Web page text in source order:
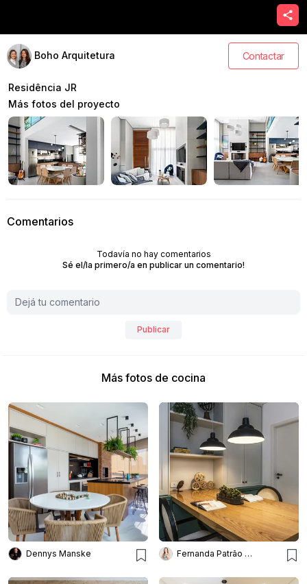
Boho Arquitetura Contactar
Residência JR
Más fotos del proyecto
Comentarios
Todavía no hay comentarios
Sé el/la primero/a en publicar un comentario!
Publicar
Más fotos de cocina
Dennys Manske Fernanda Patrão Interiores